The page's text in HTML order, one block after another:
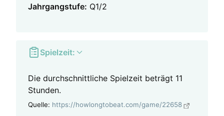
Jahrgangstufe: Q1/2
Spielzeit:
Die durchschnittliche Spielzeit beträgt 11
Stunden.
Quelle: https://howlongtobeat.com/game/22658